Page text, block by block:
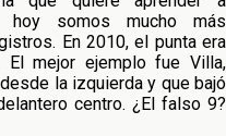
hoy somos mucho más
En 2010, el punta era
El mejor ejemplo fue Villa,
la izquierda y que bajó
centro. ¿El falso 9?